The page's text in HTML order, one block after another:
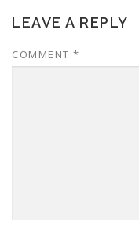
LEAVE A REPLY
COMMENT *